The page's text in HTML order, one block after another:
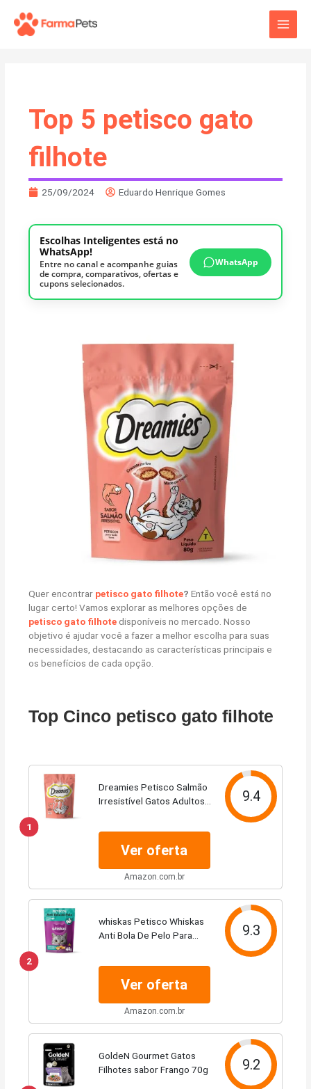
para
Main
Top 5 petisco gato
filhote
25/09/2024 Eduardo Henrique Gomes
Escolhas Inteligentes está no
WhatsApp!
Entre no canal e acompanhe guias
de compra, comparativos, ofertas e
cupons selecionados.
WhatsApp
Quer encontrar petisco gato filhote? Então você está no
lugar certo! Vamos explorar as melhores opções de
petisco gato filhotedisponíveis no mercado. Nosso
objetivo é ajudar você a fazer a melhor escolha para suas
necessidades, destacando as características principais e
os benefícios de cada opção.
Top Cinco petisco gato filhote
1
Dreamies Petisco Salmão
Irresistível Gatos Adultos
9.4
Ver oferta
Amazon.com.br
2
whiskas Petisco Whiskas
Anti Bola De Pelo Para
9.3
Ver oferta
Amazon.com.br
GoldeN Gourmet Gatos
Filhotes sabor Frango 70g
9.2